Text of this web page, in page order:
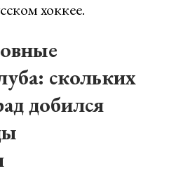
хоккее.
скольких
добился